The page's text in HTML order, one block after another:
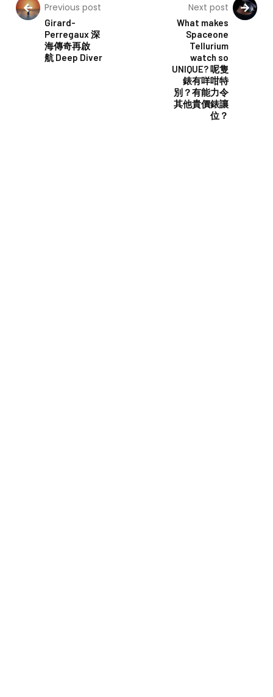
Previous post
Girard-
Perregaux 深
海傳奇再啟
航 Deep Diver
Next post
What makes
Spaceone
Tellurium
watch so
UNIQUE? 呢隻
錶有咩咁特
別？有能力令
其他貴價錶讓
位？